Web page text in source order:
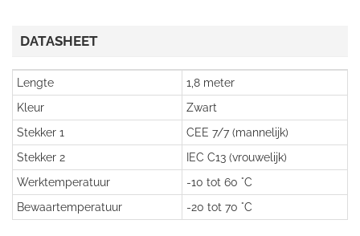
DATASHEET
Lengte
1,8 meter
Kleur
Zwart
Stekker 1
CEE 7/7 (mannelijk)
Stekker 2
IEC C13 (vrouwelijk)
Werktemperatuur
-10 tot 60 °C
Bewaartemperatuur
-20 tot 70 °C